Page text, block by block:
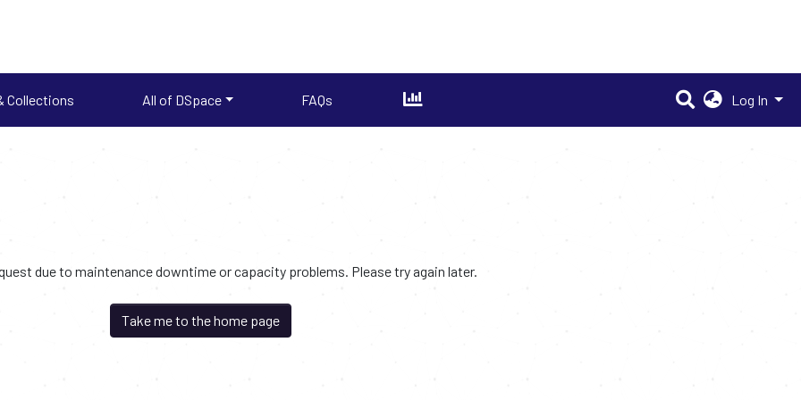
Collections All of DSpace FAQs Log In
due to maintenance downtime or capacity problems. Please try again later.
Take me to the home page